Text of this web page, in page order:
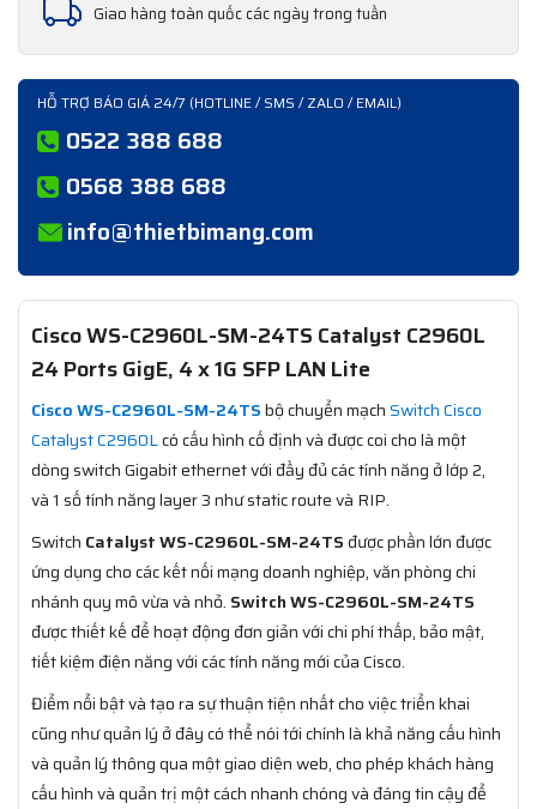
Giao hàng toàn quốc các ngày trong tuần
HỖ TRỢ BÁO GIÁ 24/7 (HOTLINE / SMS / ZALO / EMAIL)
0522 388 688
0568 388 688
info@thietbimang.com
Cisco WS-C2960L-SM-24TS Catalyst C2960L
24 Ports GigE, 4 x 1G SFP LAN Lite
Cisco WS-C2960L-SM-24TSbộ chuyển mạchSwitch Cisco
Catalyst C2960Lcó cấu hình cố định và được coi cho là một
dòng switch Gigabit ethernet với đầy đủ các tính năng ở lớp 2,
và 1 số tính năng layer 3 như static route và RIP.
Switch Catalyst WS-C2960L-SM-24TS được phần lớn được
ứng dụng cho các kết nối mạng doanh nghiệp, văn phòng chi
nhánh quy mô vừa và nhỏ. Switch WS-C2960L-SM-24TS
được thiết kế để hoạt động đơn giản với chi phí thấp, bảo mật,
tiết kiệm điện năng với các tính năng mới của Cisco.
Điểm nổi bật và tạo ra sự thuận tiện nhất cho việc triển khai
cũng như quản lý ở đây có thể nói tới chính là khả năng cấu hình
và quản lý thông qua một giao diện web, cho phép khách hàng
cấu hình và quản trị một cách nhanh chóng và đáng tin cậy để